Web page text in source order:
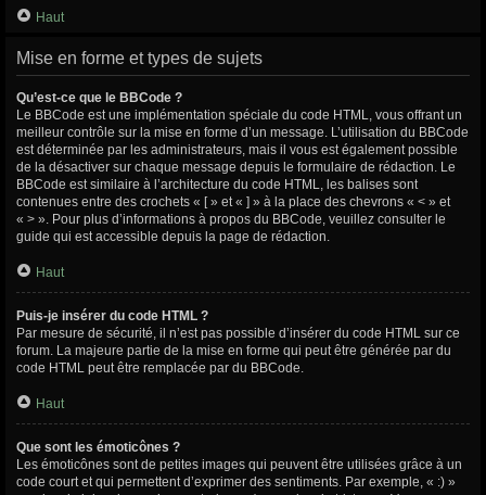
Haut
Mise en forme et types de sujets
Qu’est-ce que le BBCode ?
Le BBCode est une implémentation spéciale du code HTML, vous offrant un
meilleur contrôle sur la mise en forme d’un message. L’utilisation du BBCode
est déterminée par les administrateurs, mais il vous est également possible
de la désactiver sur chaque message depuis le formulaire de rédaction. Le
BBCode est similaire à l’architecture du code HTML, les balises sont
contenues entre des crochets « [ » et « ] » à la place des chevrons « < » et
« > ». Pour plus d’informations à propos du BBCode, veuillez consulter le
guide qui est accessible depuis la page de rédaction.
Haut
Puis-je insérer du code HTML ?
Par mesure de sécurité, il n’est pas possible d’insérer du code HTML sur ce
forum. La majeure partie de la mise en forme qui peut être générée par du
code HTML peut être remplacée par du BBCode.
Haut
Que sont les émoticônes ?
Les émoticônes sont de petites images qui peuvent être utilisées grâce à un
code court et qui permettent d’exprimer des sentiments. Par exemple, « :) »